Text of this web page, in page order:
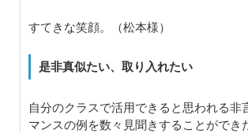
すてきな笑顔。（松本様）
是非真似たい、取り入れたい
自分のクラスで活用できると思われる非
マンスの例を数々見聞きすることができ